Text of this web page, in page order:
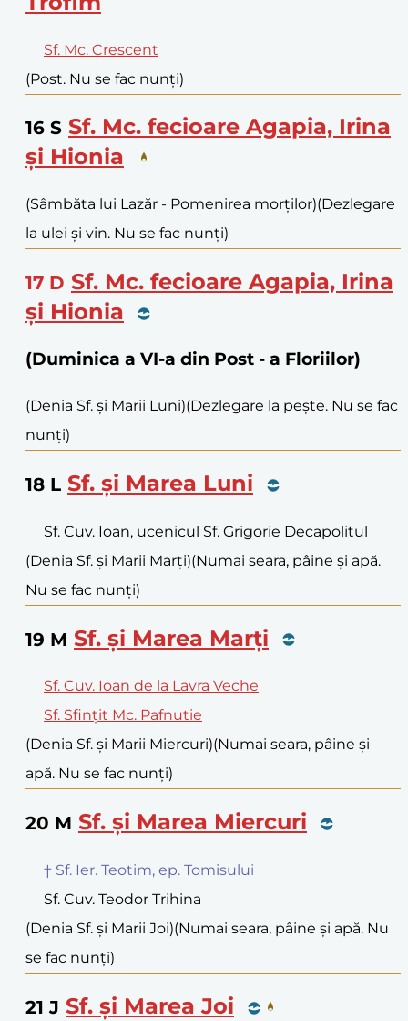
Sf. Mc. Crescent
(Post. Nu se fac nunți)
16 S Sf. Mc. fecioare Agapia, Irina
și Hionia
(Sâmbăta lui Lazăr - Pomenirea morților)(Dezlegare
la ulei și vin. Nu se fac nunți)
17 D Sf. Mc. fecioare Agapia, Irina
și Hionia
(Duminica a VI-a din Post - a Floriilor)
(Denia Sf. și Marii Luni)(Dezlegare la pește. Nu se fac
nunți)
18 L Sf. și Marea Luni
Sf. Cuv. Ioan, ucenicul Sf. Grigorie Decapolitul
(Denia Sf. și Marii Marți)(Numai seara, pâine și apă.
Nu se fac nunți)
19 M Sf. și Marea Marți
Sf. Cuv. Ioan de la Lavra Veche
Sf. Sfințit Mc. Pafnutie
(Denia Sf. și Marii Miercuri)(Numai seara, pâine și
apă. Nu se fac nunți)
20 M Sf. și Marea Miercuri
† Sf. Ier. Teotim, ep. Tomisului
Sf. Cuv. Teodor Trihina
(Denia Sf. și Marii Joi)(Numai seara, pâine și apă. Nu
se fac nunți)
21 J Sf. și Marea Joi